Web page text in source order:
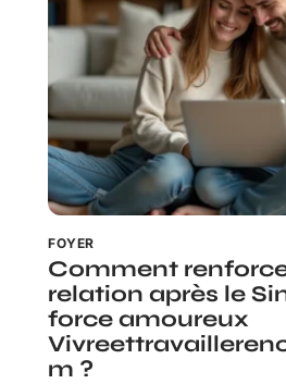
FOYER
Comment
relation après le
force amoureux
m ?